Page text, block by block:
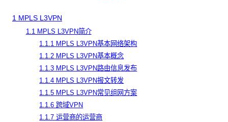
1 MPLS L3VPN
1.1 MPLS L3VPN简介
1.1.1 MPLS L3VPN基本网络架构
1.1.2 MPLS L3VPN基本概念
1.1.3 MPLS L3VPN路由信息发布
1.1.4 MPLS L3VPN报文转发
1.1.5 MPLS L3VPN常见组网方案
1.1.6 跨域VPN
1.1.7 运营商的运营商